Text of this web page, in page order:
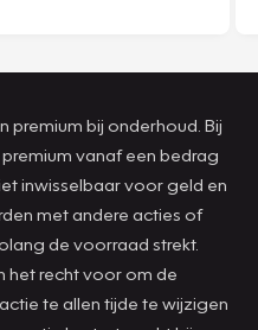
premium bij onderhoud. Bij
vanaf een bedrag
inwisselbaar voor geld en
met andere acties of
de voorraad strekt.
het recht voor om de
te allen tijde te wijzigen